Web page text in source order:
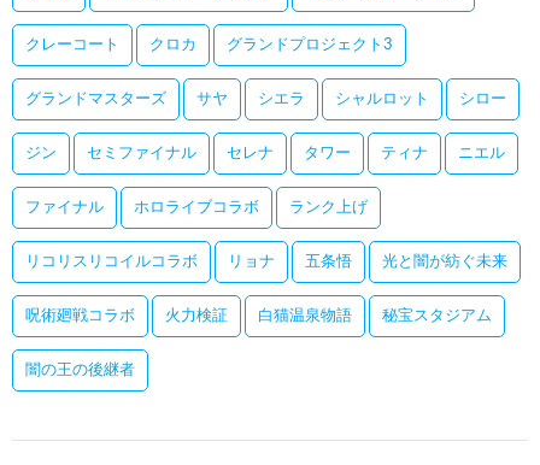
クレーコート クロカ グランドプロジェクト3
グランドマスターズ サヤ シエラ シャルロット シロー
ジン セミファイナル セレナ タワー ティナ ニエル
ファイナル ホロライブコラボ ランク上げ
リコリスリコイルコラボ リョナ 五条悟 光と闇が紡ぐ未来
呪術廻戦コラボ 火力検証 白猫温泉物語 秘宝スタジアム
闇の王の後継者